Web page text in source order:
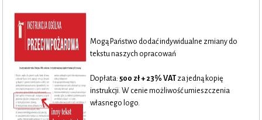
Mogą Państwo dodać indywidualne zmiany do
tekstu naszych opracowań
Dopłata:500 zł + 23% VAT za jedną kopię
instrukcji. W cenie możliwość umieszczenia
własnego logo.